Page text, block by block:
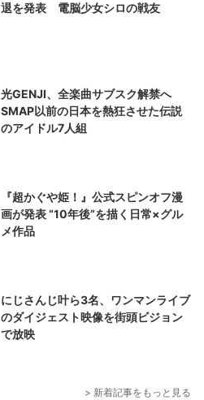
退を発表 電脳少女シロの戦友
光GENJI、全楽曲サブスク解禁へ
SMAP以前の日本を熱狂させた伝説
のアイドル7人組
『超かぐや姫！』公式スピンオフ漫
画が発表 “10年後”を描く日常×グル
メ作品
にじさんじ叶ら3名、ワンマンライブ
のダイジェスト映像を街頭ビジョン
で放映
> 新着記事をもっと見る